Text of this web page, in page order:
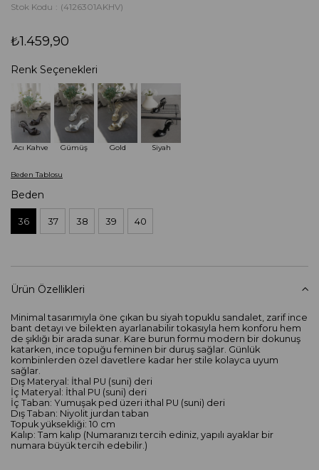
Stok Kodu (4126301AKHV)
₺1.459,90
Renk Seçenekleri
Acı Kahve Gümüş Gold Siyah
Beden Tablosu
Beden
36 37 38 39 40
Ürün Özellikleri
Minimal tasarımıyla öne çıkan bu siyah topuklu sandalet, zarif ince
bant detayı ve bilekten ayarlanabilir tokasıyla hem konforu hem
de şıklığı bir arada sunar. Kare burun formu modern bir dokunuş
katarken, ince topuğu feminen bir duruş sağlar. Günlük
kombinlerden özel davetlere kadar her stile kolayca uyum
sağlar.
Dış Materyal: İthal PU (suni) deri
İç Materyal: İthal PU (suni) deri
İç Taban: Yumuşak ped üzeri ithal PU (suni) deri
Dış Taban: Niyolit jurdan taban
Topuk yüksekliği: 10 cm
Kalıp: Tam kalıp (Numaranızı tercih ediniz, yapılı ayaklar bir
numara büyük tercih edebilir.)